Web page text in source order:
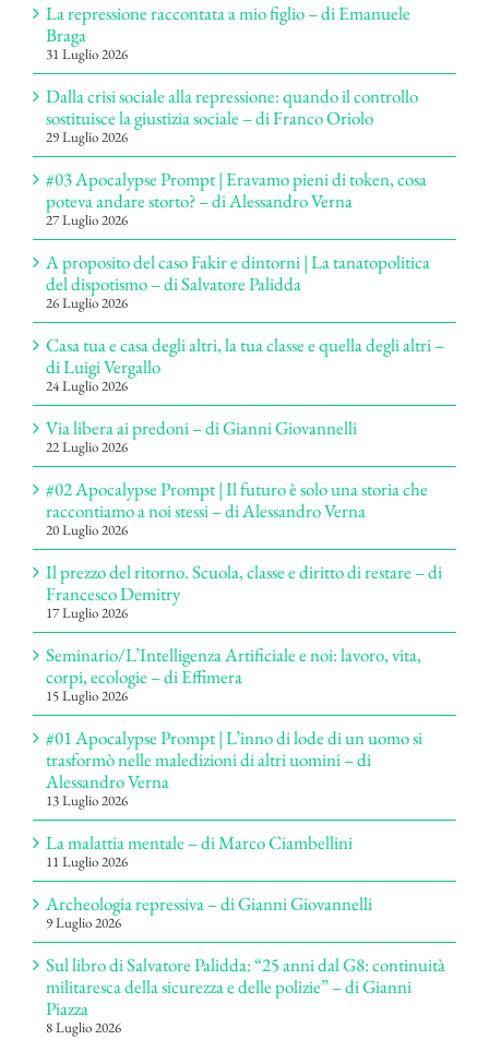
La repressione raccontata a mio figlio – di Emanuele
Braga
31 Luglio 2026
Dalla crisi sociale alla repressione: quando il controllo
sostituisce la giustizia sociale – di Franco Oriolo
29 Luglio 2026
#03 Apocalypse Prompt | Eravamo pieni di token, cosa
poteva andare storto? – di Alessandro Verna
27 Luglio 2026
A proposito del caso Fakir e dintorni | La tanatopolitica
del dispotismo – di Salvatore Palidda
26 Luglio 2026
Casa tua e casa degli altri, la tua classe e quella degli altri –
di Luigi Vergallo
24 Luglio 2026
Via libera ai predoni – di Gianni Giovannelli
22 Luglio 2026
#02 Apocalypse Prompt | Il futuro è solo una storia che
raccontiamo a noi stessi – di Alessandro Verna
20 Luglio 2026
Il prezzo del ritorno. Scuola, classe e diritto di restare – di
Francesco Demitry
17 Luglio 2026
Seminario/L’Intelligenza Artificiale e noi: lavoro, vita,
corpi, ecologie – di Effimera
15 Luglio 2026
#01 Apocalypse Prompt | L’inno di lode di un uomo si
trasformò nelle maledizioni di altri uomini – di
Alessandro Verna
13 Luglio 2026
La malattia mentale – di Marco Ciambellini
11 Luglio 2026
Archeologia repressiva – di Gianni Giovannelli
9 Luglio 2026
Sul libro di Salvatore Palidda: “25 anni dal G8: continuità
militaresca della sicurezza e delle polizie” – di Gianni
Piazza
8 Luglio 2026